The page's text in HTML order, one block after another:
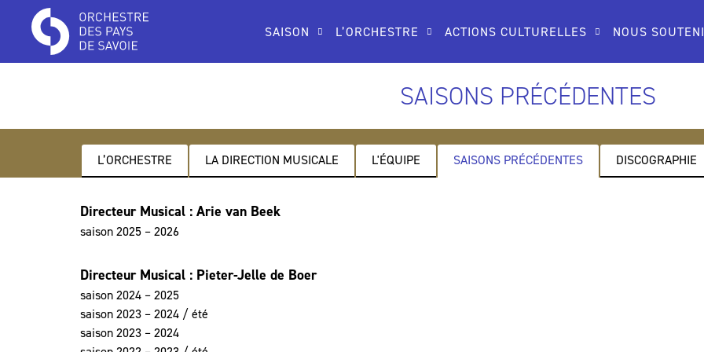
SAISON L’ORCHESTRE ACTIONS CULTURELLES NOUS
SAISONS PRÉCÉDENTES
L’ORCHESTRE LA DIRECTION MUSICALE L'ÉQUIPE SAISONS PRÉCÉDENTES DISCOGRAPHIE
Directeur Musical : Arie van Beek
saison 2025 – 2026
Directeur Musical : Pieter-Jelle de Boer
saison 2024 – 2025
saison 2023 – 2024 / été
saison 2023 – 2024